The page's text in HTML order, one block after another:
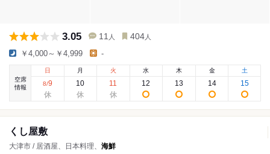
3.05 11 人 404 人
￥4,000～￥4,999 -
空席
情報
日
8/9
月
10
火
11
水
12
木
13
金
14
土
15
くし屋敷
大津市 / 居酒屋、日本料理、 海鮮